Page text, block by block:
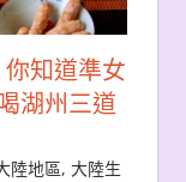
你知道準女
湖州三道
陸地區,大陸生